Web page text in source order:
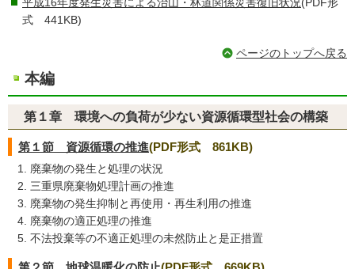
式 441KB)
ページのトップへ戻る
本編
第１章 環境への負荷が少ない資源循環型社会の構築
第１節 資源循環の推進(PDF形式 861KB)
廃棄物の発生と処理の状況
三重県廃棄物処理計画の推進
廃棄物の発生抑制と再使用・再生利用の推進
廃棄物の適正処理の推進
不法投棄等の不適正処理の未然防止と是正措置